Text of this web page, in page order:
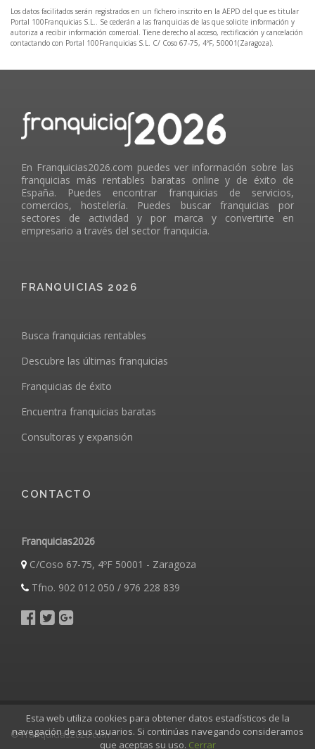
Los datos facilitados serán registrados en un fichero inscrito en la AEPD del que es titular
Portal 100Franquicias S.L.. Se cederán a las franquicias de las que solicite información y
autoriza a recibir información comercial. Tiene derecho al acceso, rectificación y cancelación
contactando con Portal 100Franquicias S.L. C/ Coso 67-75, 4ºF, 50001(Zaragoza).
En Franquicias2026.com puedes ver información sobre las
franquicias más rentables baratas online y de éxito de
España. Puedes encontrar franquicias de servicios,
comercios, hostelería. Puedes buscar franquicias por
sectores de actividad y por marca y convertirte en
empresario a través del sector franquicia.
FRANQUICIAS 2026
Busca franquicias rentables
Descubre las últimas franquicias
Franquicias de éxito
Encuentra franquicias baratas
Consultoras y expansión
CONTACTO
Franquicias2026
C/Coso 67-75, 4ºF 50001 - Zaragoza
Tfno. 902 012 050 / 976 228 839
© Franquicias2026.com
Esta web utiliza cookies para obtener datos estadísticos de la
navegación de sus usuarios. Si continúas navegando consideramos
que aceptas su uso. Cerrar